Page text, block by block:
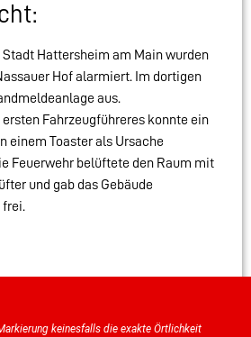
Stadt Hattersheim am Main wurden
Hof alarmiert. Im dortigen
aus.
Fahrzeugführeres konnte ein
einem Toaster als Ursache
Feuerwehr belüftete den Raum mit
und gab das Gebäude
frei.
keinesfalls die exakte Örtlichkeit